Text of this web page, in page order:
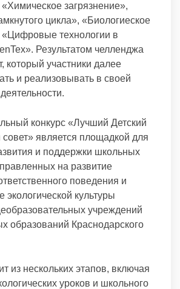
загрязнение»,
цикла», «Биологиеское
«Цифровые технологии в
Результатом челленджа
который участники далее
и реализовывать в своей
конкурс «Лучший Детский
совет» является площадкой для
и поддержки школьных
на развитие
поведения и
культуры
учреждений
образований Краснодарского
из нескольких этапов, включая
уроков и школьного